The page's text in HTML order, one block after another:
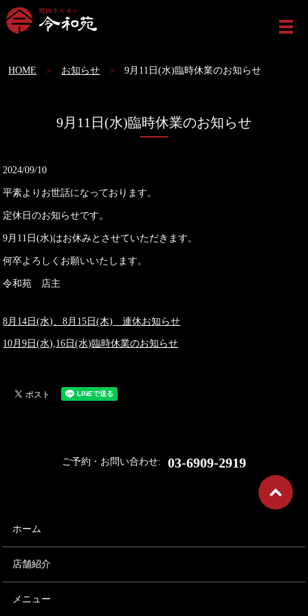
HOME お知らせ 9月11日(水)臨時休業のお知らせ
9月11日(水)臨時休業のお知らせ
2024/09/10
平素よりお世話になっております。
定休日のお知らせです。
9月11日(水)はお休みとさせていただきます。
何卒よろしくお願いいたします。
令和苑 店主
8月14日(水)、8月15日(木) 連休お知らせ
10月9日(水),16日(水)臨時休業のお知らせ
ご予約・お問い合わせ: 03-6909-2919
ホーム
店舗紹介
メニュー